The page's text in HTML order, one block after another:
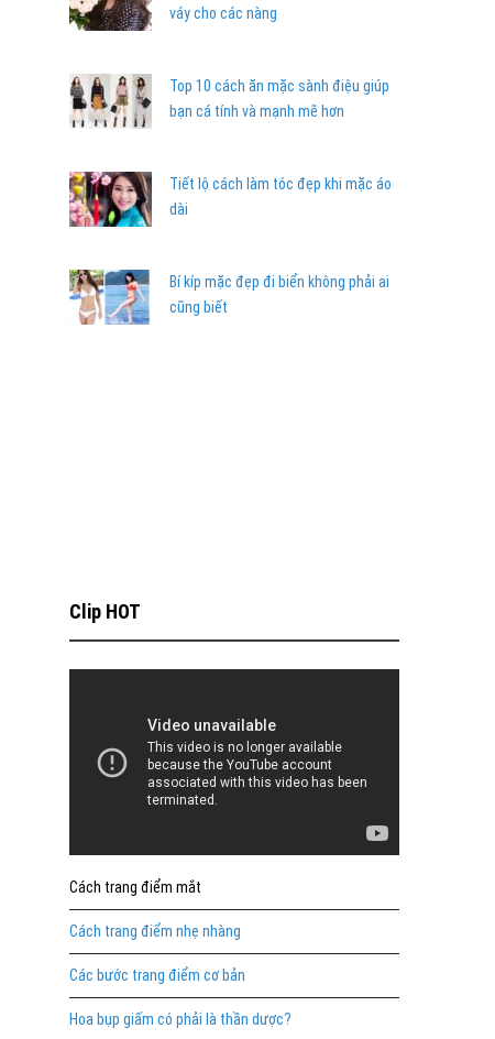
váy cho các nàng
Top 10 cách ăn mặc sành điệu giúp
bạn cá tính và mạnh mẽ hơn
Tiết lộ cách làm tóc đẹp khi mặc áo
dài
Bí kíp mặc đẹp đi biển không phải ai
cũng biết
Clip HOT
Cách trang điểm mắt
Cách trang điểm nhẹ nhàng
Các bước trang điểm cơ bản
Hoa bụp giấm có phải là thần dược?